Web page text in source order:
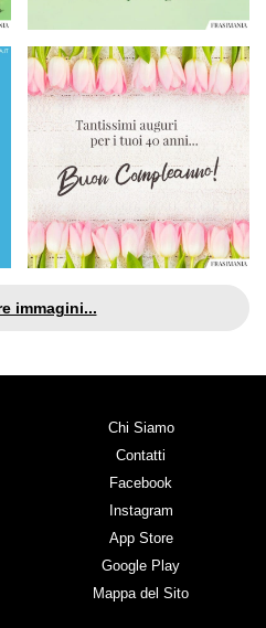
immagini...
Chi Siamo
Contatti
Facebook
Instagram
App Store
Google Play
Mappa del Sito